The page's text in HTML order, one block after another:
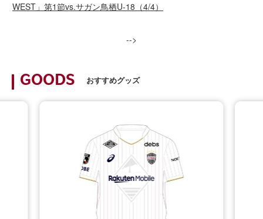
WEST」第1節vs.サガン鳥栖U-18（4/4）
-->
GOODS おすすめグッズ